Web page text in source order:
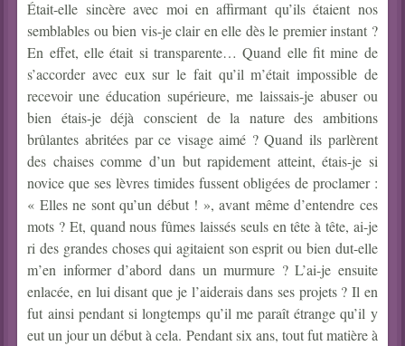
Était-elle sincère avec moi en affirmant qu’ils étaient nos
semblables ou bien vis-je clair en elle dès le premier instant ?
En effet, elle était si transparente… Quand elle fit mine de
s’accorder avec eux sur le fait qu’il m’était impossible de
recevoir une éducation supérieure, me laissais-je abuser ou
bien étais-je déjà conscient de la nature des ambitions
brûlantes abritées par ce visage aimé ? Quand ils parlèrent
des chaises comme d’un but rapidement atteint, étais-je si
novice que ses lèvres timides fussent obligées de proclamer :
« Elles ne sont qu’un début ! », avant même d’entendre ces
mots ? Et, quand nous fûmes laissés seuls en tête à tête, ai-je
ri des grandes choses qui agitaient son esprit ou bien dut-elle
m’en informer d’abord dans un murmure ? L’ai-je ensuite
enlacée, en lui disant que je l’aiderais dans ses projets ? Il en
fut ainsi pendant si longtemps qu’il me paraît étrange qu’il y
eut un jour un début à cela. Pendant six ans, tout fut matière à